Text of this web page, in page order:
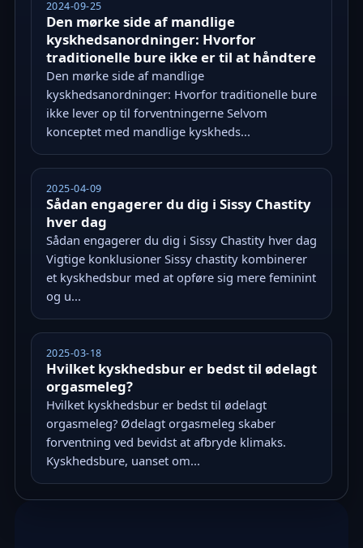
2024-09-25
Den mørke side af mandlige
kyskhedsanordninger: Hvorfor
traditionelle bure ikke er til at håndtere
Den mørke side af mandlige
kyskhedsanordninger: Hvorfor traditionelle bure
ikke lever op til forventningerne Selvom
konceptet med mandlige kyskheds...
2025-04-09
Sådan engagerer du dig i Sissy Chastity
hver dag
Sådan engagerer du dig i Sissy Chastity hver dag
Vigtige konklusioner Sissy chastity kombinerer
et kyskhedsbur med at opføre sig mere feminint
og u...
2025-03-18
Hvilket kyskhedsbur er bedst til ødelagt
orgasmeleg?
Hvilket kyskhedsbur er bedst til ødelagt
orgasmeleg? Ødelagt orgasmeleg skaber
forventning ved bevidst at afbryde klimaks.
Kyskhedsbure, uanset om...